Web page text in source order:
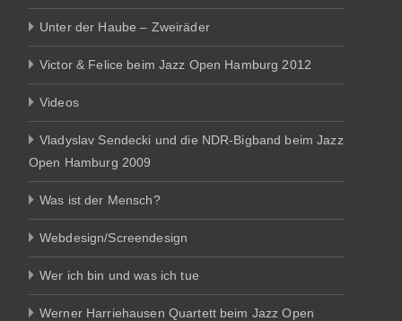
Unter der Haube – Zweiräder
Victor & Felice beim Jazz Open Hamburg 2012
Videos
Vladyslav Sendecki und die NDR-Bigband beim Jazz
Open Hamburg 2009
Was ist der Mensch?
Webdesign/Screendesign
Wer ich bin und was ich tue
Werner Harriehausen Quartett beim Jazz Open